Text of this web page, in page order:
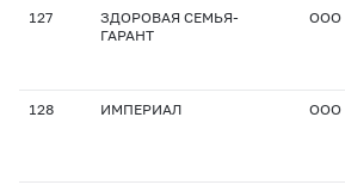
127
ЗДОРОВАЯ СЕМЬЯ-
ГАРАНТ
ООО
128 ИМПЕРИАЛ ООО